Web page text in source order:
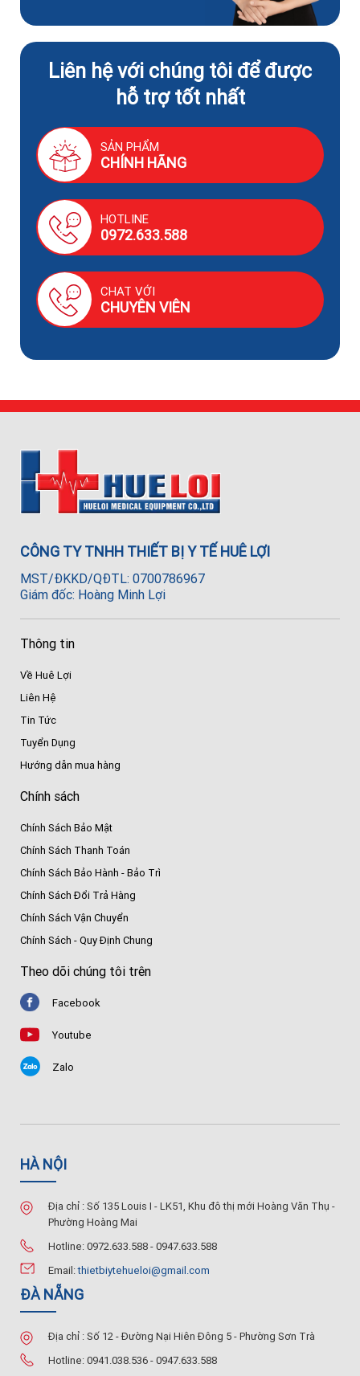
Liên hệ với chúng tôi để được
hỗ trợ tốt nhất
SẢN PHẨM
CHÍNH HÃNG
HOTLINE
0972.633.588
CHAT VỚI
CHUYÊN VIÊN
CÔNG TY TNHH THIẾT BỊ Y TẾ HUÊ LỢI
MST/ĐKKD/QĐTL: 0700786967
Giám đốc: Hoàng Minh Lợi
Thông tin
Về Huê Lợi
Liên Hệ
Tin Tức
Tuyển Dụng
Hướng dẫn mua hàng
Chính sách
Chính Sách Bảo Mật
Chính Sách Thanh Toán
Chính Sách Bảo Hành - Bảo Trì
Chính Sách Đổi Trả Hàng
Chính Sách Vận Chuyển
Chính Sách - Quy Định Chung
Theo dõi chúng tôi trên
Facebook
Youtube
Zalo
HÀ NỘI
Địa chỉ : Số 135 Louis I - LK51, Khu đô thị mới Hoàng Văn Thụ -
Phường Hoàng Mai
Hotline: 0972.633.588 - 0947.633.588
Email:thietbiytehueloi@gmail.com
ĐÀ NẴNG
Địa chỉ : Số 12 - Đường Nại Hiên Đông 5 - Phường Sơn Trà
Hotline: 0941.038.536 - 0947.633.588